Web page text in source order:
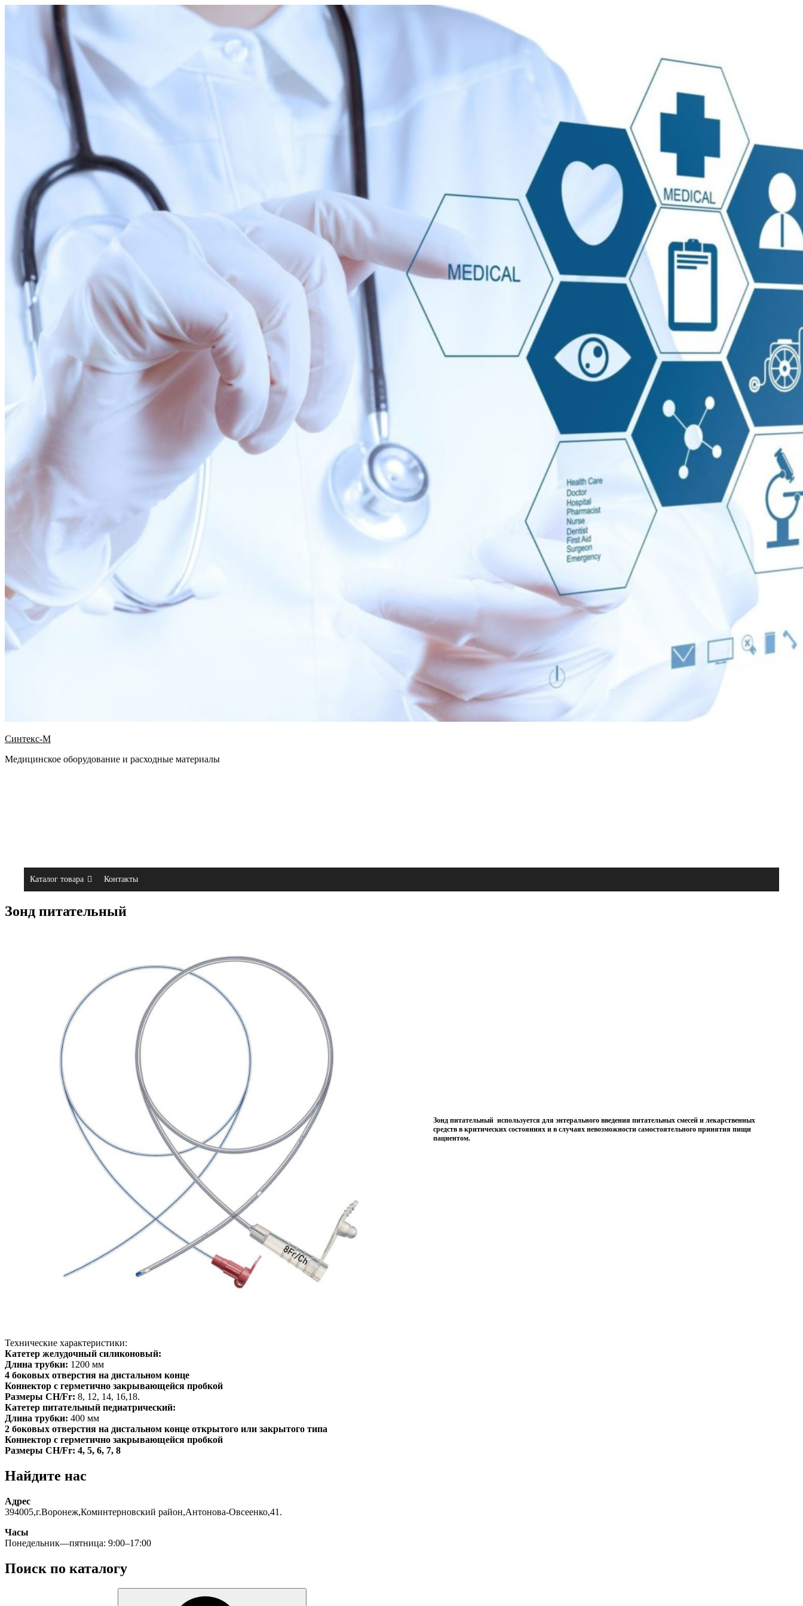
Синтекс-М
Медицинское оборудование и расходные материалы
Каталог товара Контакты
Зонд питательный
Зонд питательный используется для энтерального введения питательных смесей и лекарственных
средств в критических состояниях и в случаях невозможности самостоятельного принятия пищи
пациентом.
Технические характеристики:
Катетер желудочный cиликоновый:
Длина трубки: 1200 мм
4 боковых отверстия на дистальном конце
Коннектор с герметично закрывающейся пробкой
Размеры CH/Fr: 8, 12, 14, 16,18.
Катетер питательный педиатрический:
Длина трубки: 400 мм
2 боковых отверстия на дистальном конце открытого или закрытого типа
Коннектор с герметично закрывающейся пробкой
Размеры CH/Fr: 4, 5, 6, 7, 8
Найдите нас
Адрес
394005,г.Воронеж,Коминтерновский район,Антонова-Овсеенко,41.
Часы
Понедельник—пятница: 9:00–17:00
Поиск по каталогу